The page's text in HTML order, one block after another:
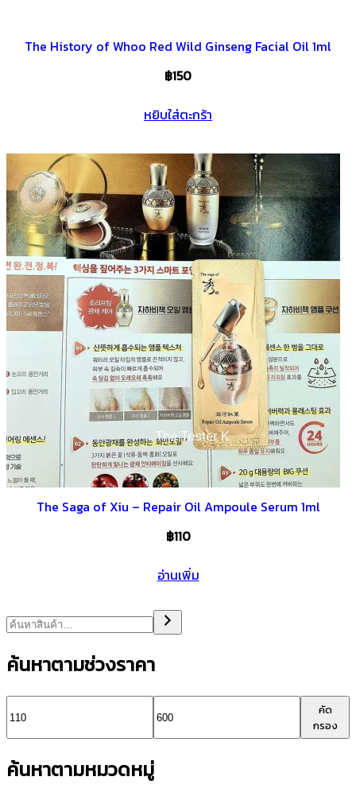
The History of Whoo Red Wild Ginseng Facial Oil 1ml
฿150
หยิบใส่ตะกร้า
The Saga of Xiu – Repair Oil Ampoule Serum 1ml
฿110
อ่านเพิ่ม
ค้นหาตามช่วงราคา
ราคา
ต่ำ
สุด
ราคา
สูงสุด
คัด
กรอง
ค้นหาตามหมวดหมู่